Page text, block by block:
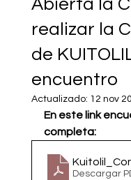
Abierta la
realizar la
de
encuentro
Actualizado: 12 nov
En este link
completa:
Descargar